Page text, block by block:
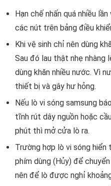
Hạn chế nhấn quá nhiều
các nút trên bảng điều
Khi vệ sinh chỉ nên dùng
Sau đó lau thật nhẹ nhàng
dùng khăn nhiều nước. Vì
thiết bị và gây hư hỏng.
Nếu lò vi sóng samsung
tĩnh rút dây nguồn hoặc
phút thì mở cửa lò ra.
Trường hợp lò vi sóng hiển
phím dùng (Hủy) để
nên để lò được nghỉ